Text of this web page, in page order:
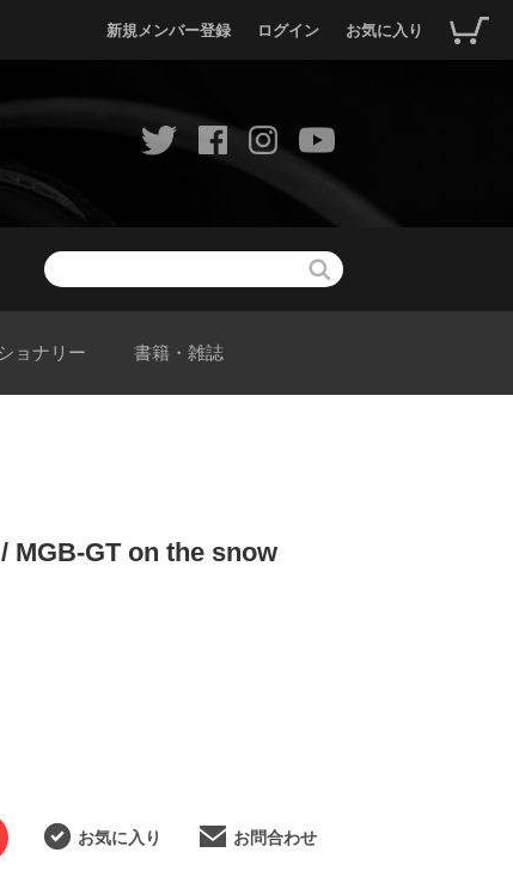
新規メンバー登録 ログイン お気に入り
ョナリー 書籍・雑誌
MGB-GT on the snow
お気に入り お問合わせ